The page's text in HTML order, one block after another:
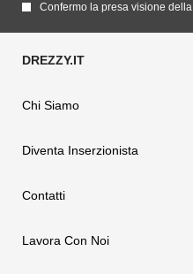
Confermo la presa visione della
Chi Siamo
Diventa Inserzionista
Contatti
Lavora Con Noi